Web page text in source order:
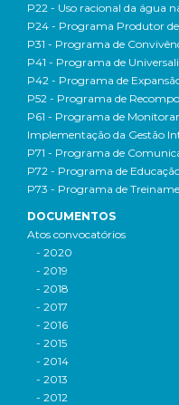
P22 - Uso racional da água
P24 - Programa Produtor
P31 - Programa de
P41 - Programa de
P42 - Programa de
P52 - Programa de
P61 - Programa de
Implementação da Gestão
P71 - Programa de
P72 - Programa de
P73 - Programa de
DOCUMENTOS
Atos convocatórios
- 2020
- 2019
- 2018
- 2017
- 2016
- 2015
- 2014
- 2013
- 2012